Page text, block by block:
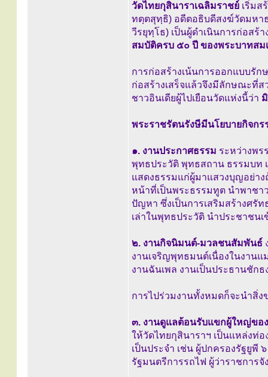
วัดไทยกุสินาราเฉลิมราชย์ เริ่มส
ทตฺตสุทฺธิ) อดีตอธิบดีสงฆ์วัดมหา
วีรยุทฺโธ) เป็นผู้ดำเนินการก่อสร้า
สมบัติครบ ๕๐ ปี ของพระบาทสม
การก่อสร้างเน้นการออกแบบรัก
ก่อสร้างเสร็จแล้วจึงมีลักษณะที่ส
ชาวอินเดียผู้ไปเยือนวัดแห่งนี้ว่า
พระราชรัตนรังษีมีนโยบายกิจก
๑. งานประกาศธรรม ระหว่างพร
พุทธประวัติ พุทธสถาน ธรรมบท
แสดงธรรมแก่ผู้มาแสวงบุญอย่า
หน้าที่เป็นพระธรรมทูต นำพาช
ปัญหา ซึ่งเป็นการเสริมสร้างศรั
เล่าในพุทธประวัติ นำประชาชน
๒. งานกิจนิมนต์-มวลชนสัมพันธ์
งานเจริญพุทธมนต์เนื่องในงานแ
งานฉันเพล งานเป็นประธานชัก
การไปร่วมงานทั้งหมดก็จะนำสิ่ง
๓. งานดูแลต้อนรับแขกผู้ใหญ่ขอ
ให้วัดไทยกุสินาราฯ เป็นแหล่งท่อ
เป็นประจำ เช่น ผู้ปกครองรัฐยูพี
รัฐมนตรีการรถไฟ ผู้ว่าราชการ